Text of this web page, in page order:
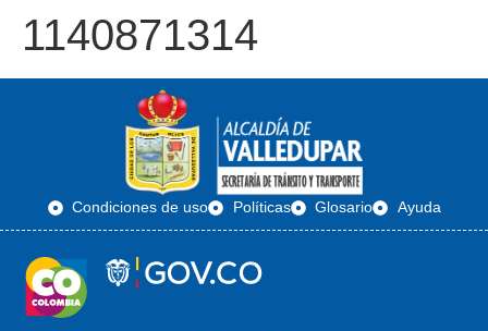
1140871314
Condiciones de uso Políticas Glosario Ayuda